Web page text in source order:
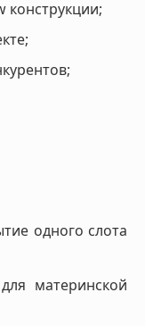
одного слота
материнской